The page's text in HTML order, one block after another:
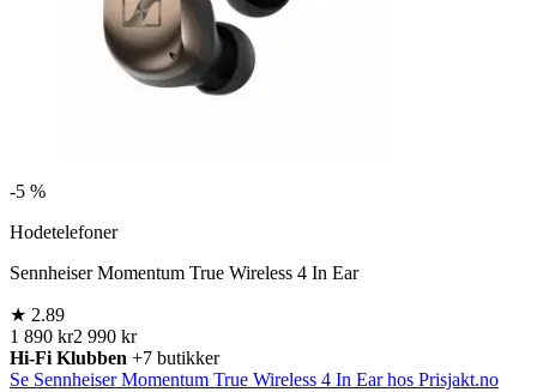
-5 %
Hodetelefoner
Sennheiser Momentum True Wireless 4 In Ear
★ 2.89
1 890 kr2 990 kr
Hi-Fi Klubben +7 butikker
Se Sennheiser Momentum True Wireless 4 In Ear hos Prisjakt.no